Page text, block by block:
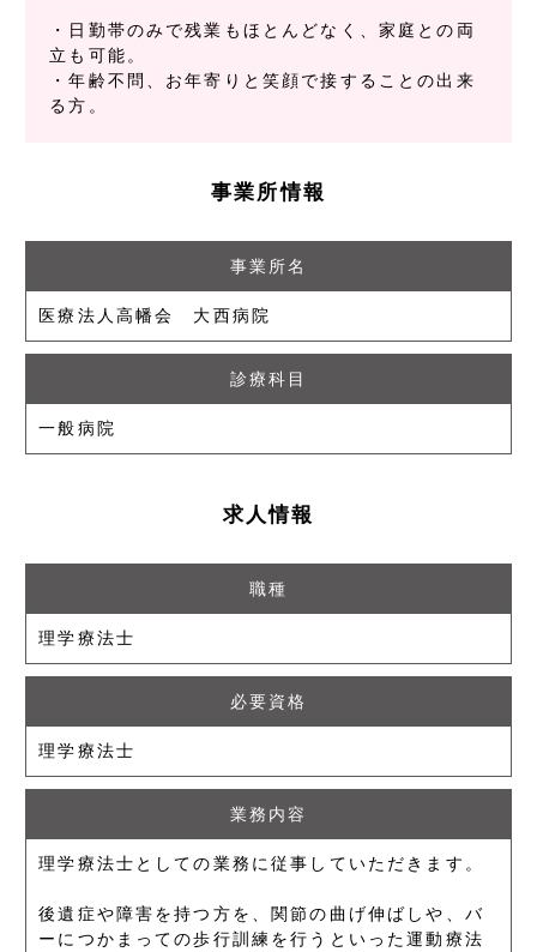
・日勤帯のみで残業もほとんどなく、家庭との両
立も可能。
・年齢不問、お年寄りと笑顔で接することの出来
る方。
事業所情報
事業所名
医療法人高幡会 大西病院
診療科目
一般病院
求人情報
職種
理学療法士
必要資格
理学療法士
業務内容
理学療法士としての業務に従事していただきます。
後遺症や障害を持つ方を、関節の曲げ伸ばしや、バ
ーにつかまっての歩行訓練を行うといった運動療法